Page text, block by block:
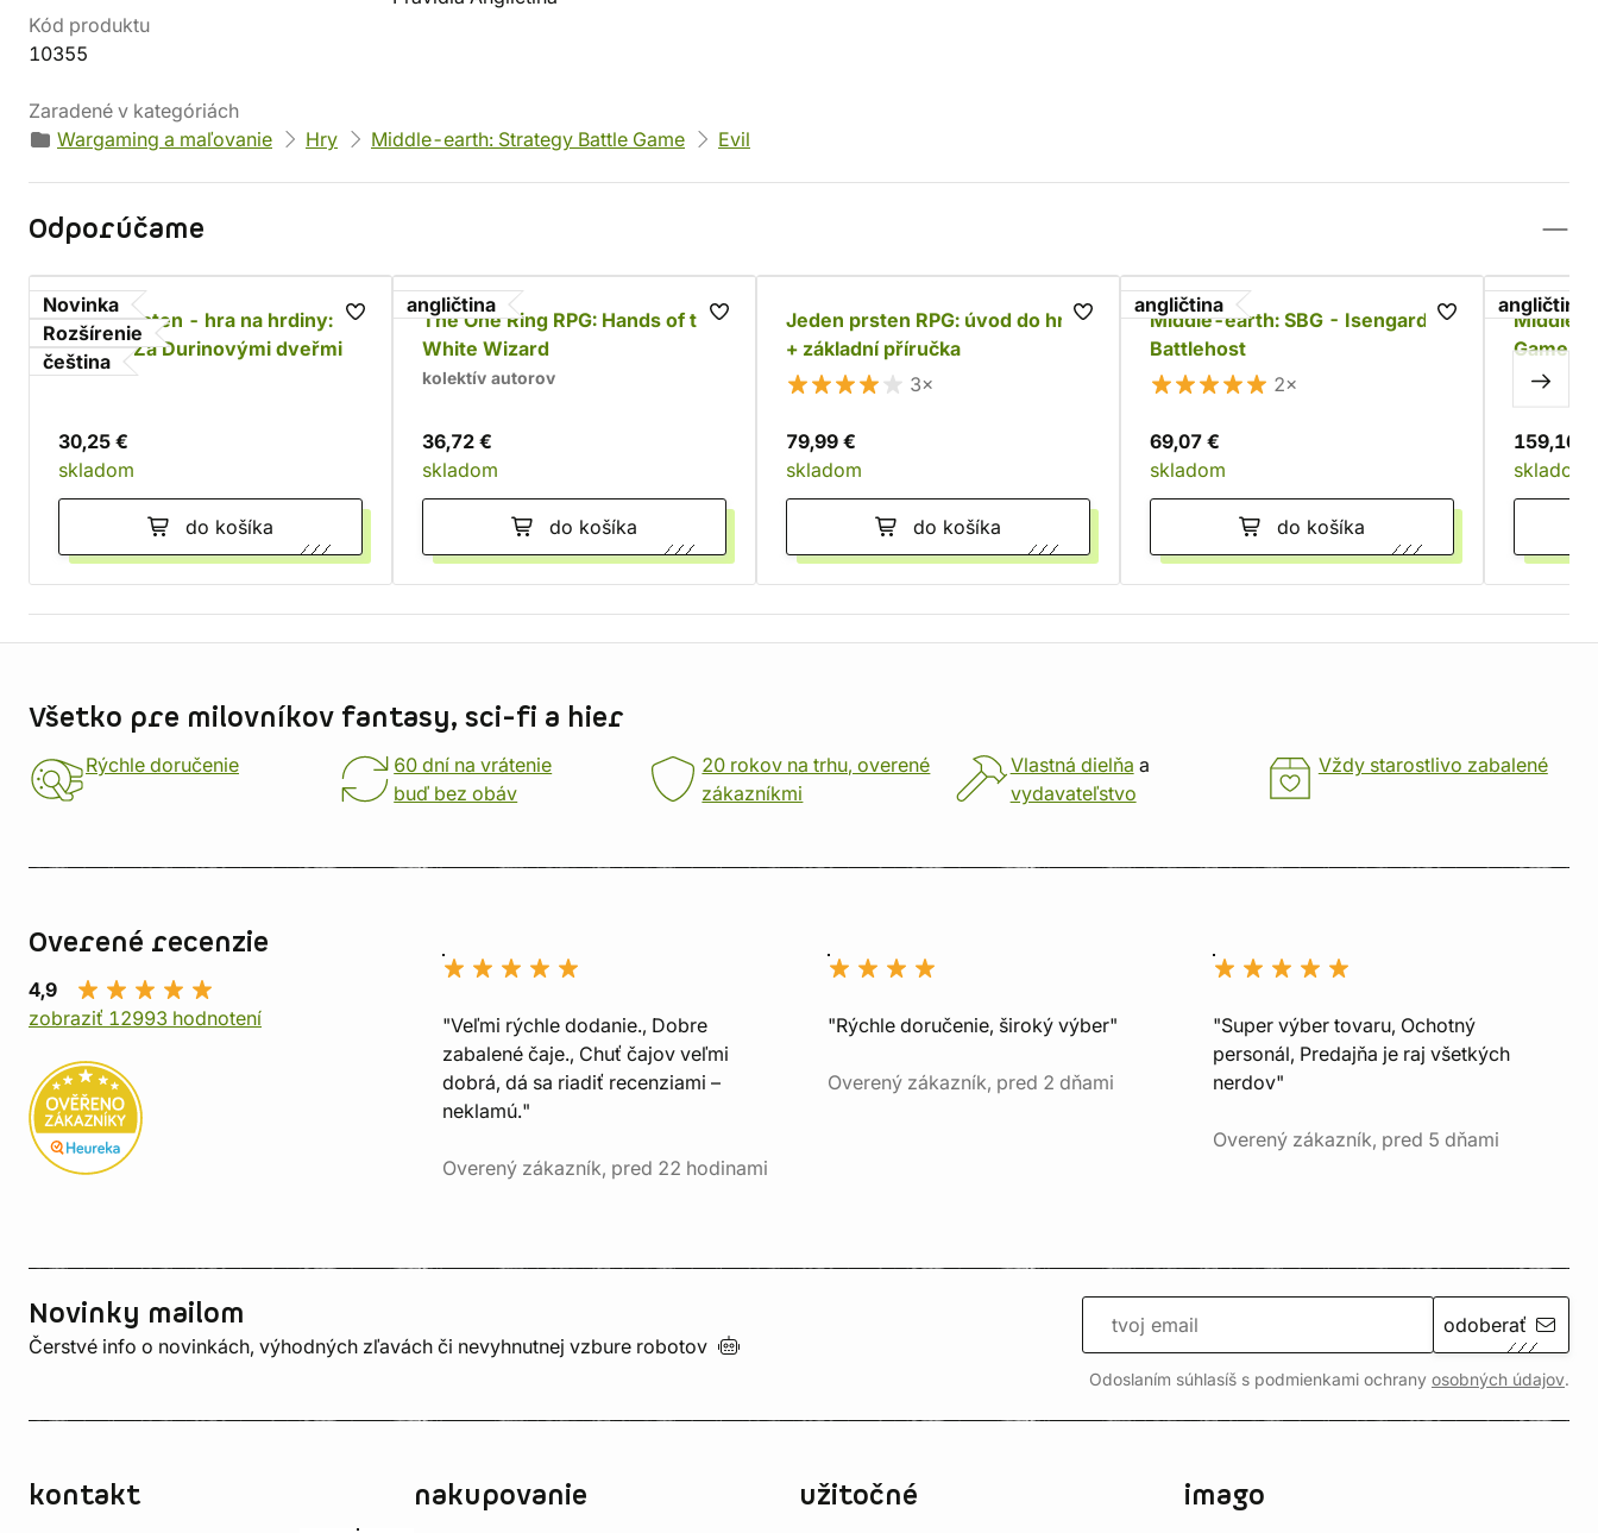
Kód produktu
10355
Zaradené v kategóriách
Wargaming a maľovanie
Hry Middle-earth: Strategy Battle Game Evil
Odporúčame
Novinka
Rozšírenie
čeština
Jeden prsten - hra na hrdiny:
Moria - Za Durinovými dveřmi
30,25 €
skladom
do košíka
angličtina
The One Ring RPG: Hands of the
White Wizard
kolektív autorov
36,72 €
skladom
do košíka
Jeden prsten RPG: úvod do hry
+ základní příručka
3×
79,99 €
skladom
do košíka
angličtina
Middle-earth: SBG - Isengard
Battlehost
2×
69,07 €
skladom
do košíka
angličtina
Middle-
Game -
Battle
159,16 €
skladom
Všetko pre milovníkov fantasy, sci-fi a hier
Rýchle doručenie
60 dní na vrátenie
buď bez obáv
20 rokov na trhu, overené
zákazníkmi
Vlastná dielňa a
vydavateľstvo
Vždy starostlivo zabalené
Overené recenzie
4,9
zobraziť 12993 hodnotení
"Veľmi rýchle dodanie., Dobre
zabalené čaje., Chuť čajov veľmi
dobrá, dá sa riadiť recenziami –
neklamú."
Overený zákazník, pred 22 hodinami
"Rýchle doručenie, široký výber"
Overený zákazník, pred 2 dňami
"Super výber tovaru, Ochotný
personál, Predajňa je raj všetkých
nerdov"
Overený zákazník, pred 5 dňami
Novinky mailom
Čerstvé info o novinkách, výhodných zľavách či nevyhnutnej vzbure robotov
odoberať
Odoslaním súhlasíš s podmienkami ochrany osobných údajov.
kontakt nakupovanie užitočné imago